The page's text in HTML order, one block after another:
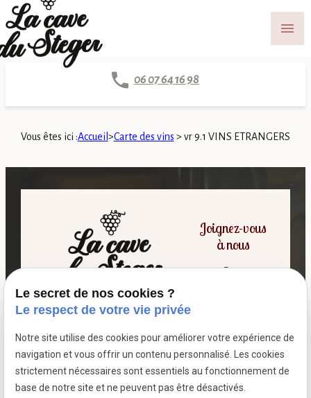
menu
06 07 64 16 98
Vous êtes ici :Accueil >Carte des vins > vr 9.1 VINS ETRANGERS
Siret :39799787500026
Joignez-vous
à nous
7 passage fleuri
- 59380 SOCX
Panneau de gestion des cookies
Le secret de nos cookies ?
Le respect de votre vie privée
Notre site utilise des cookies pour améliorer votre expérience de
navigation et vous offrir un contenu personnalisé. Les cookies
strictement nécessaires sont essentiels au fonctionnement de
base de notre site et ne peuvent pas être désactivés.